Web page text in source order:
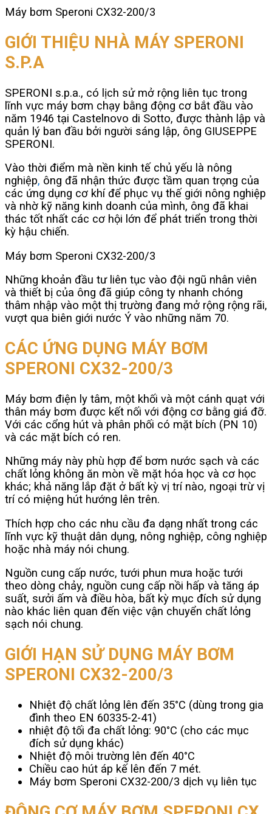
Máy bơm Speroni CX32-200/3
GIỚI THIỆU NHÀ MÁY SPERONI
S.P.A
SPERONI s.p.a., có lịch sử mở rộng liên tục trong
lĩnh vực máy bơm chạy bằng động cơ bắt đầu vào
năm 1946 tại Castelnovo di Sotto, được thành lập và
quản lý ban đầu bởi người sáng lập, ông GIUSEPPE
SPERONI.
Vào thời điểm mà nền kinh tế chủ yếu là nông
nghiệp, ông đã nhận thức được tầm quan trọng của
các ứng dụng cơ khí để phục vụ thế giới nông nghiệp
và nhờ kỹ năng kinh doanh của mình, ông đã khai
thác tốt nhất các cơ hội lớn để phát triển trong thời
kỳ hậu chiến.
Máy bơm Speroni CX32-200/3
Những khoản đầu tư liên tục vào đội ngũ nhân viên
và thiết bị của ông đã giúp công ty nhanh chóng
thâm nhập vào một thị trường đang mở rộng rộng rãi,
vượt qua biên giới nước Ý vào những năm 70.
CÁC ỨNG DỤNG MÁY BƠM
SPERONI CX32-200/3
Máy bơm điện ly tâm, một khối và một cánh quạt với
thân máy bơm được kết nối với động cơ bằng giá đỡ.
Với các cổng hút và phân phối có mặt bích (PN 10)
và các mặt bích có ren.
Những máy này phù hợp để bơm nước sạch và các
chất lỏng không ăn mòn về mặt hóa học và cơ học
khác; khả năng lắp đặt ở bất kỳ vị trí nào, ngoại trừ vị
trí có miệng hút hướng lên trên.
Thích hợp cho các nhu cầu đa dạng nhất trong các
lĩnh vực kỹ thuật dân dụng, nông nghiệp, công nghiệp
hoặc nhà máy nói chung.
Nguồn cung cấp nước, tưới phun mưa hoặc tưới
theo dòng chảy, nguồn cung cấp nồi hấp và tăng áp
suất, sưởi ấm và điều hòa, bất kỳ mục đích sử dụng
nào khác liên quan đến việc vận chuyển chất lỏng
sạch nói chung.
GIỚI HẠN SỬ DỤNG MÁY BƠM
SPERONI CX32-200/3
Nhiệt độ chất lỏng lên đến 35°C (dùng trong gia
đình theo EN 60335-2-41)
nhiệt độ tối đa chất lỏng: 90°C (cho các mục
đích sử dụng khác)
Nhiệt độ môi trường lên đến 40°C
Chiều cao hút áp kế lên đến 7 mét.
Máy bơm Speroni CX32-200/3 dịch vụ liên tục